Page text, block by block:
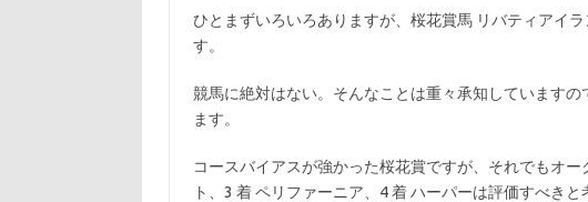
ひとまずいろいろありますが、桜花賞馬 リバティアイ
す。
競馬に絶対はない。そんなことは重々承知しています
ます。
コースバイアスが強かった桜花賞ですが、それでもオ
ト、3 着 ペリファーニア、4 着 ハーパーは評価すべきと